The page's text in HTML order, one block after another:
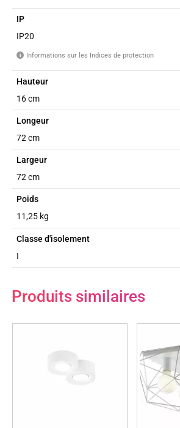
IP
IP20
i Informations sur les Indices de protection
Hauteur
16 cm
Longeur
72 cm
Largeur
72 cm
Poids
11,25 kg
Classe d'isolement
I
Produits similaires